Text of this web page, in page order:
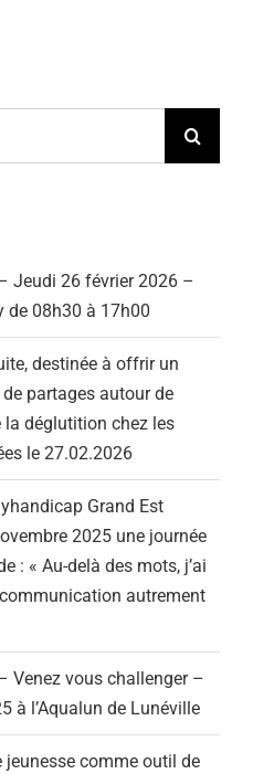
Jeudi 26 février 2026 –
de 08h30 à 17h00
destinée à offrir un
partages autour de
la déglutition chez les
le 27.02.2026
Grand Est
2025 une journée
: « Au-delà des mots, j’ai
autrement
Venez vous challenger –
à l’Aqualun de Lunéville
comme outil de